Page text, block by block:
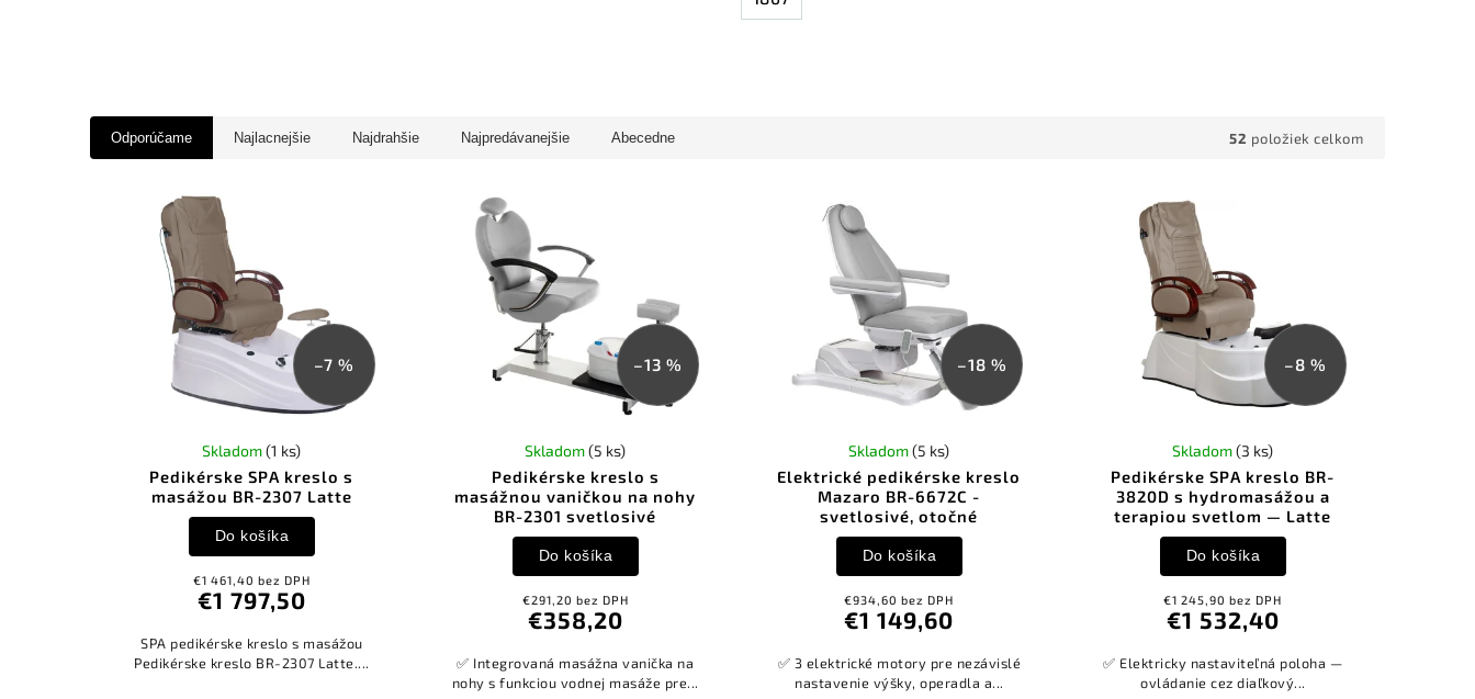
Odporúčame Najlacnejšie Najdrahšie Najpredávanejšie Abecedne 52 položiek celkom
–7 %
Pedikérske SPA kreslo s
masážou BR-2307 Latte
Skladom(1 ks)
€1 461,40 bez DPH
€1 797,50
Do košíka
SPA pedikérske kreslo s masážou
Pedikérske kreslo BR-2307 Latte....
–13 %
Pedikérske kreslo s
masážnou vaničkou na nohy
BR-2301 svetlosivé
Skladom(5 ks)
€291,20 bez DPH
€358,20
Do košíka
✅ Integrovaná masážna vanička na
nohy s funkciou vodnej masáže pre...
–18 %
Elektrické pedikérske kreslo
Mazaro BR-6672C -
svetlosivé, otočné
Skladom(5 ks)
€934,60 bez DPH
€1 149,60
Do košíka
✅ 3 elektrické motory pre nezávislé
nastavenie výšky, operadla a...
–8 %
Pedikérske SPA kreslo BR-
3820D s hydromasážou a
terapiou svetlom — Latte
Skladom(3 ks)
€1 245,90 bez DPH
€1 532,40
Do košíka
✅ Elektricky nastaviteľná poloha —
ovládanie cez diaľkový...